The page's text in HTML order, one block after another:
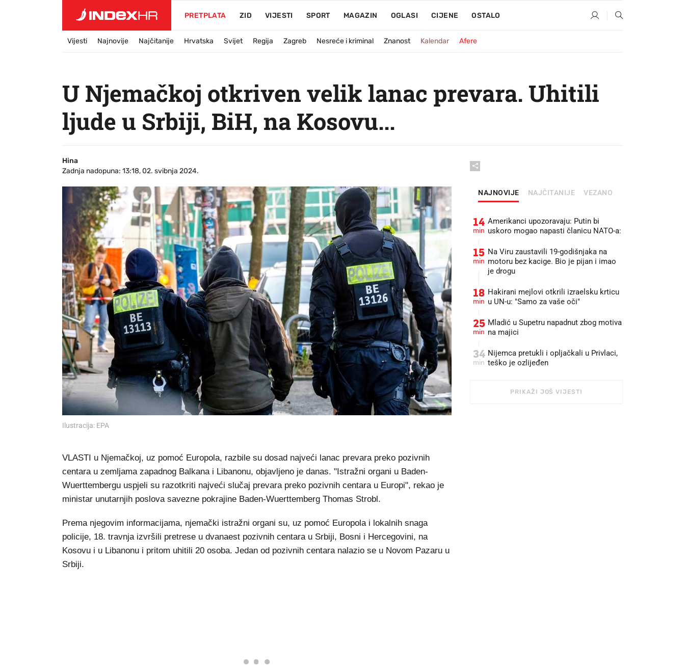
PRETPLATA ZID VIJESTI SPORT MAGAZIN OGLASI CIJENE OSTALO
Vijesti Najnovije Najčitanije Hrvatska Svijet Regija Zagreb Nesreće i kriminal Znanost Kalendar Afere
U Njemačkoj otkriven velik lanac prevara. Uhitili
ljude u Srbiji, BiH, na Kosovu...
Hina
Zadnja nadopuna: 13:18, 02. svibnja 2024.
Ilustracija: EPA
VLASTI u Njemačkoj, uz pomoć Europola, razbile su dosad najveći lanac prevara preko pozivnih
centara u zemljama zapadnog Balkana i Libanonu, objavljeno je danas. "Istražni organi u Baden-
Wuerttembergu uspjeli su razotkriti najveći slučaj prevara preko pozivnih centara u Europi", rekao je
ministar unutarnjih poslova savezne pokrajine Baden-Wuerttemberg Thomas Strobl.
Prema njegovim informacijama, njemački istražni organi su, uz pomoć Europola i lokalnih snaga
policije, 18. travnja izvršili pretrese u dvanaest pozivnih centara u Srbiji, Bosni i Hercegovini, na
Kosovu i u Libanonu i pritom uhitili 20 osoba. Jedan od pozivnih centara nalazio se u Novom Pazaru u
Srbiji.
NAJNOVIJE NAJČITANIJE VEZANO
14
min
Amerikanci upozoravaju: Putin bi
uskoro mogao napasti članicu NATO-a:
15
min
Na Viru zaustavili 19-godišnjaka na
motoru bez kacige. Bio je pijan i imao
je drogu
18
min
Hakirani mejlovi otkrili izraelsku krticu
u UN-u: "Samo za vaše oči"
25
min
Mladić u Supetru napadnut zbog motiva
na majici
34
min
Nijemca pretukli i opljačkali u Privlaci,
teško je ozlijeđen
PRIKAŽI JOŠ VIJESTI